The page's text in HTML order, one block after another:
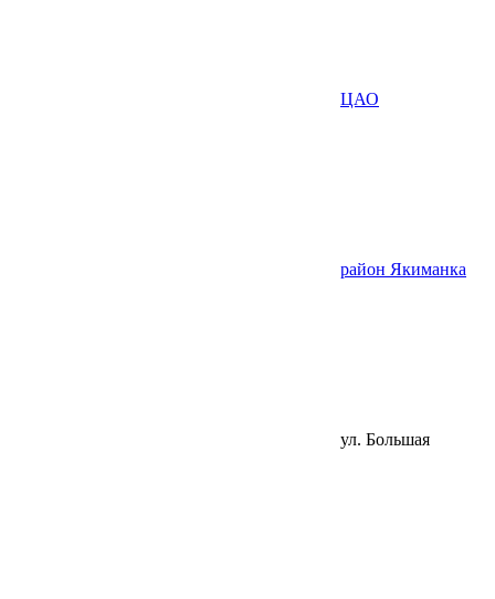
ЦАО
район Якиманка
ул. Большая